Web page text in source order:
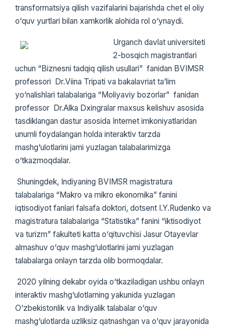
transformatsiya qilish vazifalarini bajarishda chet el oliy
о‘quv yurtlari bilan xamkorlik alohida rol о‘ynaydi.
Urganch davlat universiteti
2-bosqich magistrantlari
uchun “Biznesni tadqiq qilish usullari” fanidan BVIMSR
professori Dr.Viina Tripati va bakalavriat ta’lim
yо‘nalishlari talabalariga “Moliyaviy bozorlar” fanidan
professor Dr.Alka Dxingralar maxsus kelishuv asosida
tasdiklangan dastur asosida Internet imkoniyatlaridan
unumli foydalangan holda interaktiv tarzda
mashg‘ulotlarini jami yuzlagan talabalarimizga
о‘tkazmoqdalar.
Shuningdek, Indiyaning BVIMSR magistratura
talabalariga “Makro va mikro ekonomika” fanini
iqtisodiyot fanlari falsafa doktori, dotsent I.Y.Rudenko va
magistratura talabalariga “Statistika” fanini “iktisodiyot
va turizm” fakulteti katta о‘qituvchisi Jasur Otayevlar
almashuv о‘quv mashg‘ulotlarini jami yuzlagan
talabalarga onlayn tarzda olib bormoqdalar.
2020 yilning dekabr oyida о‘tkaziladigan ushbu onlayn
interaktiv mashg‘ulotlarning yakunida yuzlagan
О‘zbekistonlik va Indiyalik talabalar о‘quv
mashg‘ulotlarda uzliksiz qatnashgan va о‘quv jarayonida